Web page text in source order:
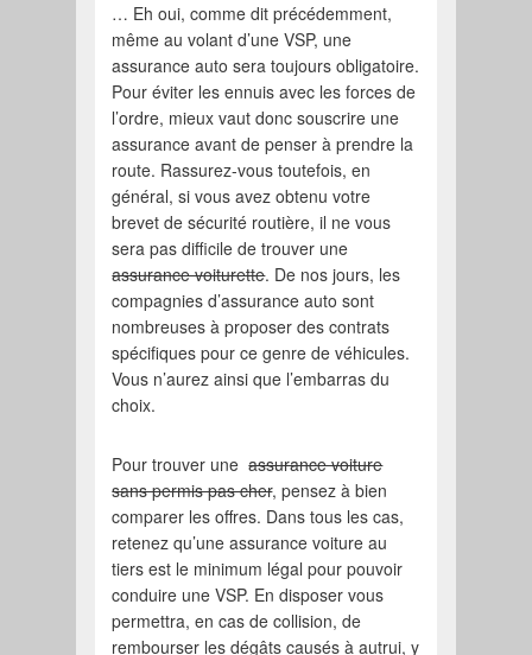
… Eh oui, comme dit précédemment,
même au volant d’une VSP, une
assurance auto sera toujours obligatoire.
Pour éviter les ennuis avec les forces de
l’ordre, mieux vaut donc souscrire une
assurance avant de penser à prendre la
route. Rassurez-vous toutefois, en
général, si vous avez obtenu votre
brevet de sécurité routière, il ne vous
sera pas difficile de trouver une
assurance voiturette. De nos jours, les
compagnies d’assurance auto sont
nombreuses à proposer des contrats
spécifiques pour ce genre de véhicules.
Vous n’aurez ainsi que l’embarras du
choix.
Pour trouver uneassurance voiture
sans permis pas cher, pensez à bien
comparer les offres. Dans tous les cas,
retenez qu’une assurance voiture au
tiers est le minimum légal pour pouvoir
conduire une VSP. En disposer vous
permettra, en cas de collision, de
rembourser les dégâts causés à autrui, y